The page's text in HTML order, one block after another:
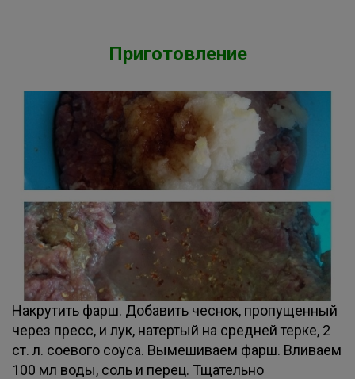
Приготовление
Накрутить фарш. Добавить чеснок, пропущенный
через пресс, и лук, натертый на средней терке, 2
ст. л. соевого соуса. Вымешиваем фарш. Вливаем
100 мл воды, соль и перец. Тщательно